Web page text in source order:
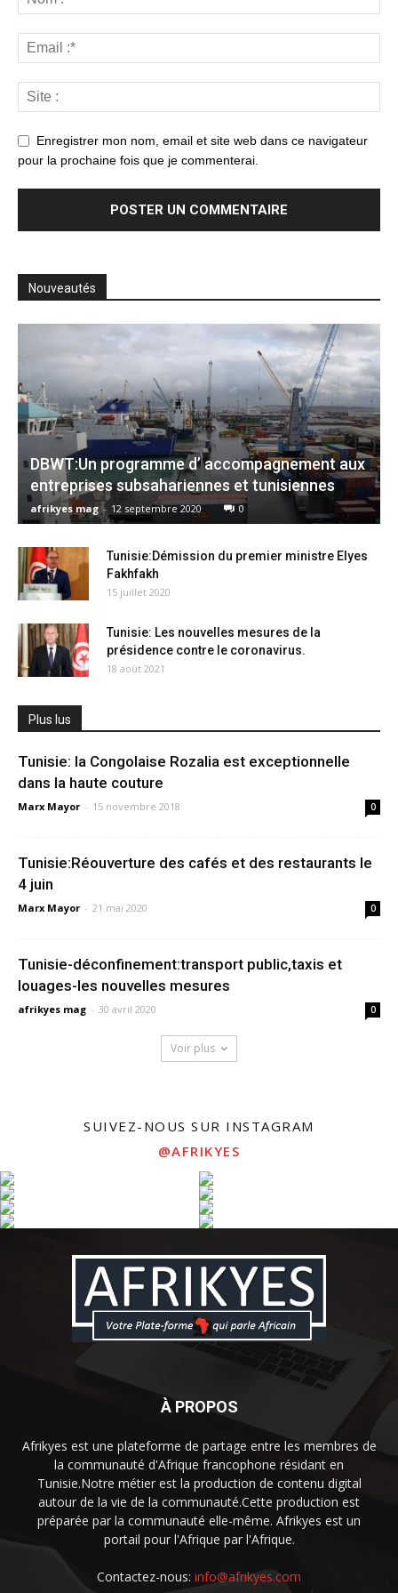
Enregistrer mon nom, email et site web dans ce navigateur
pour la prochaine fois que je commenterai.
Nouveautés
DBWT:Un programme d’ accompagnement aux
entreprises subsahariennes et tunisiennes
afrikyes mag - 12 septembre 2020 0
Tunisie:Démission du premier ministre Elyes
Fakhfakh
15 juillet 2020
Tunisie: Les nouvelles mesures de la
présidence contre le coronavirus.
18 août 2021
Plus lus
Tunisie: la Congolaise Rozalia est exceptionnelle
dans la haute couture
Marx Mayor - 15 novembre 2018 0
Tunisie:Réouverture des cafés et des restaurants le
4 juin
Marx Mayor - 21 mai 2020 0
Tunisie-déconfinement:transport public,taxis et
louages-les nouvelles mesures
afrikyes mag - 30 avril 2020 0
Voir plus
SUIVEZ-NOUS SUR INSTAGRAM
@AFRIKYES
À PROPOS
Afrikyes est une plateforme de partage entre les membres de
la communauté d'Afrique francophone résidant en
Tunisie.Notre métier est la production de contenu digital
autour de la vie de la communauté.Cette production est
préparée par la communauté elle-même. Afrikyes est un
portail pour l'Afrique par l'Afrique.
Contactez-nous: info@afrikyes.com